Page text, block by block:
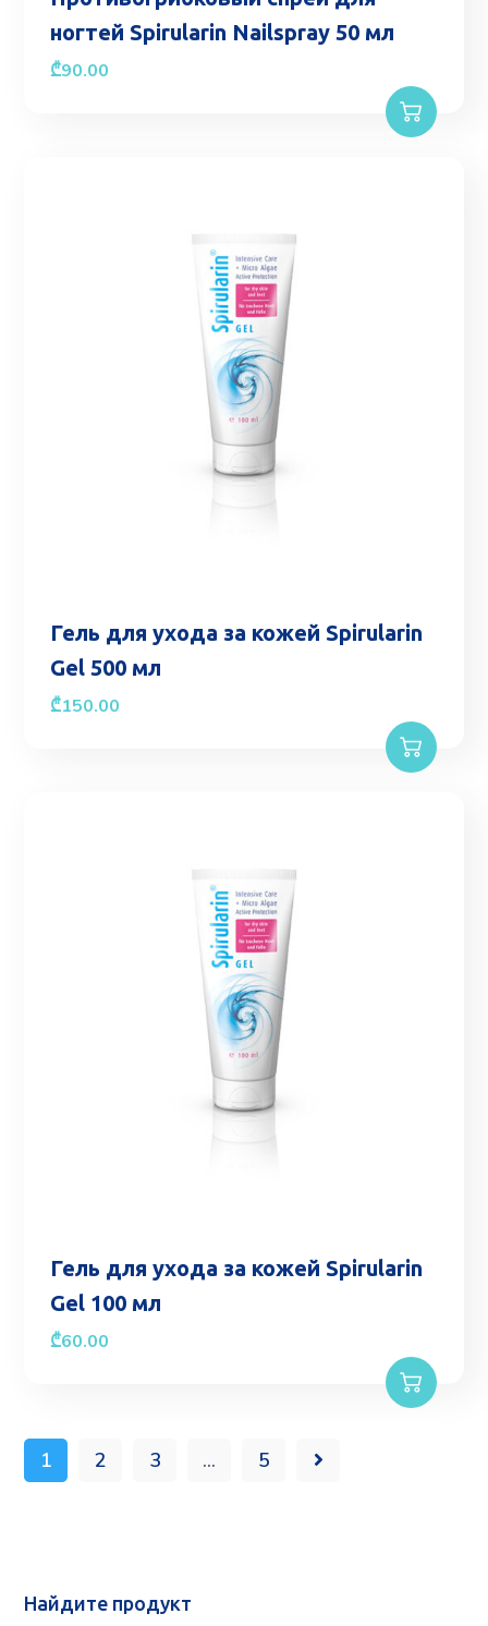
ногтей Spirularin Nailspray 50 мл
₾90.00
Гель для ухода за кожей Spirularin
Gel 500 мл
₾150.00
Гель для ухода за кожей Spirularin
Gel 100 мл
₾60.00
1 2 3 … 5
Найдите продукт